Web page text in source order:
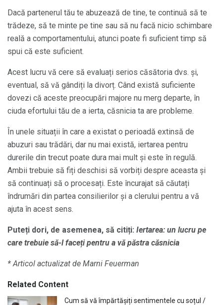
Dacă partenerul tău te abuzează de tine, te continuă să te
trădeze, să te minte pe tine sau să nu facă nicio schimbare
reală a comportamentului, atunci poate fi suficient timp să
spui că este suficient.
Acest lucru vă cere să evaluați serios căsătoria dvs. și,
eventual, să vă gândiți la divorț. Când există suficiente
dovezi că aceste preocupări majore nu merg departe, în
ciuda efortului tău de a ierta, căsnicia ta are probleme.
În unele situații în care a existat o perioadă extinsă de
abuzuri sau trădări, dar nu mai există, iertarea pentru
durerile din trecut poate dura mai mult și este în regulă.
Ambii trebuie să fiți deschisi să vorbiți despre aceasta și
să continuați să o procesați. Este încurajat să căutați
îndrumări din partea consilierilor și a clerului pentru a vă
ajuta în acest sens.
Puteți dori, de asemenea, să citiți: Iertarea: un lucru pe
care trebuie să-l faceți pentru a vă păstra căsnicia
* Articol actualizat de Marni Feuerman
Related Content
Cum să vă împărtășiți sentimentele cu soțul /